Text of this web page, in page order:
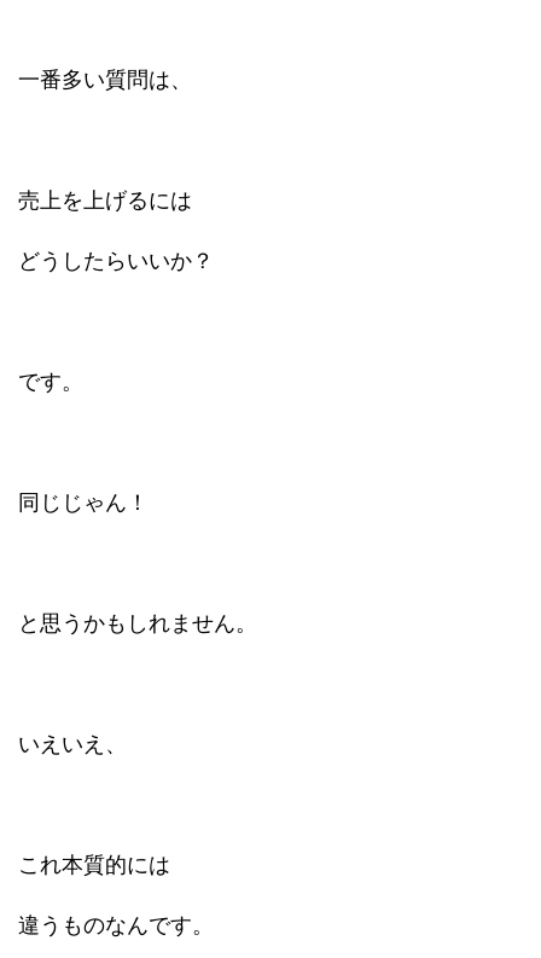
一番多い質問は、
売上を上げるには
どうしたらいいか？
です。
同じじゃん！
と思うかもしれません。
いえいえ、
これ本質的には
違うものなんです。